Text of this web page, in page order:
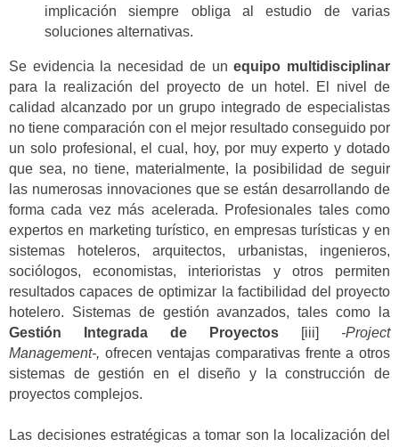
implicación siempre obliga al estudio de varias
soluciones alternativas.
Se evidencia la necesidad de unequipo multidisciplinar
para la realización del proyecto de un hotel. El nivel de
calidad alcanzado por un grupo integrado de especialistas
no tiene comparación con el mejor resultado conseguido por
un solo profesional, el cual, hoy, por muy experto y dotado
que sea, no tiene, materialmente, la posibilidad de seguir
las numerosas innovaciones que se están desarrollando de
forma cada vez más acelerada. Profesionales tales como
expertos en marketing turístico, en empresas turísticas y en
sistemas hoteleros, arquitectos, urbanistas, ingenieros,
sociólogos, economistas, interioristas y otros permiten
resultados capaces de optimizar la factibilidad del proyecto
hotelero. Sistemas de gestión avanzados, tales como la
Gestión Integrada de Proyectos
[iii] -Project
Management-, ofrecen ventajas comparativas frente a otros
sistemas de gestión en el diseño y la construcción de
proyectos complejos.
Las decisiones estratégicas a tomar son la localización del